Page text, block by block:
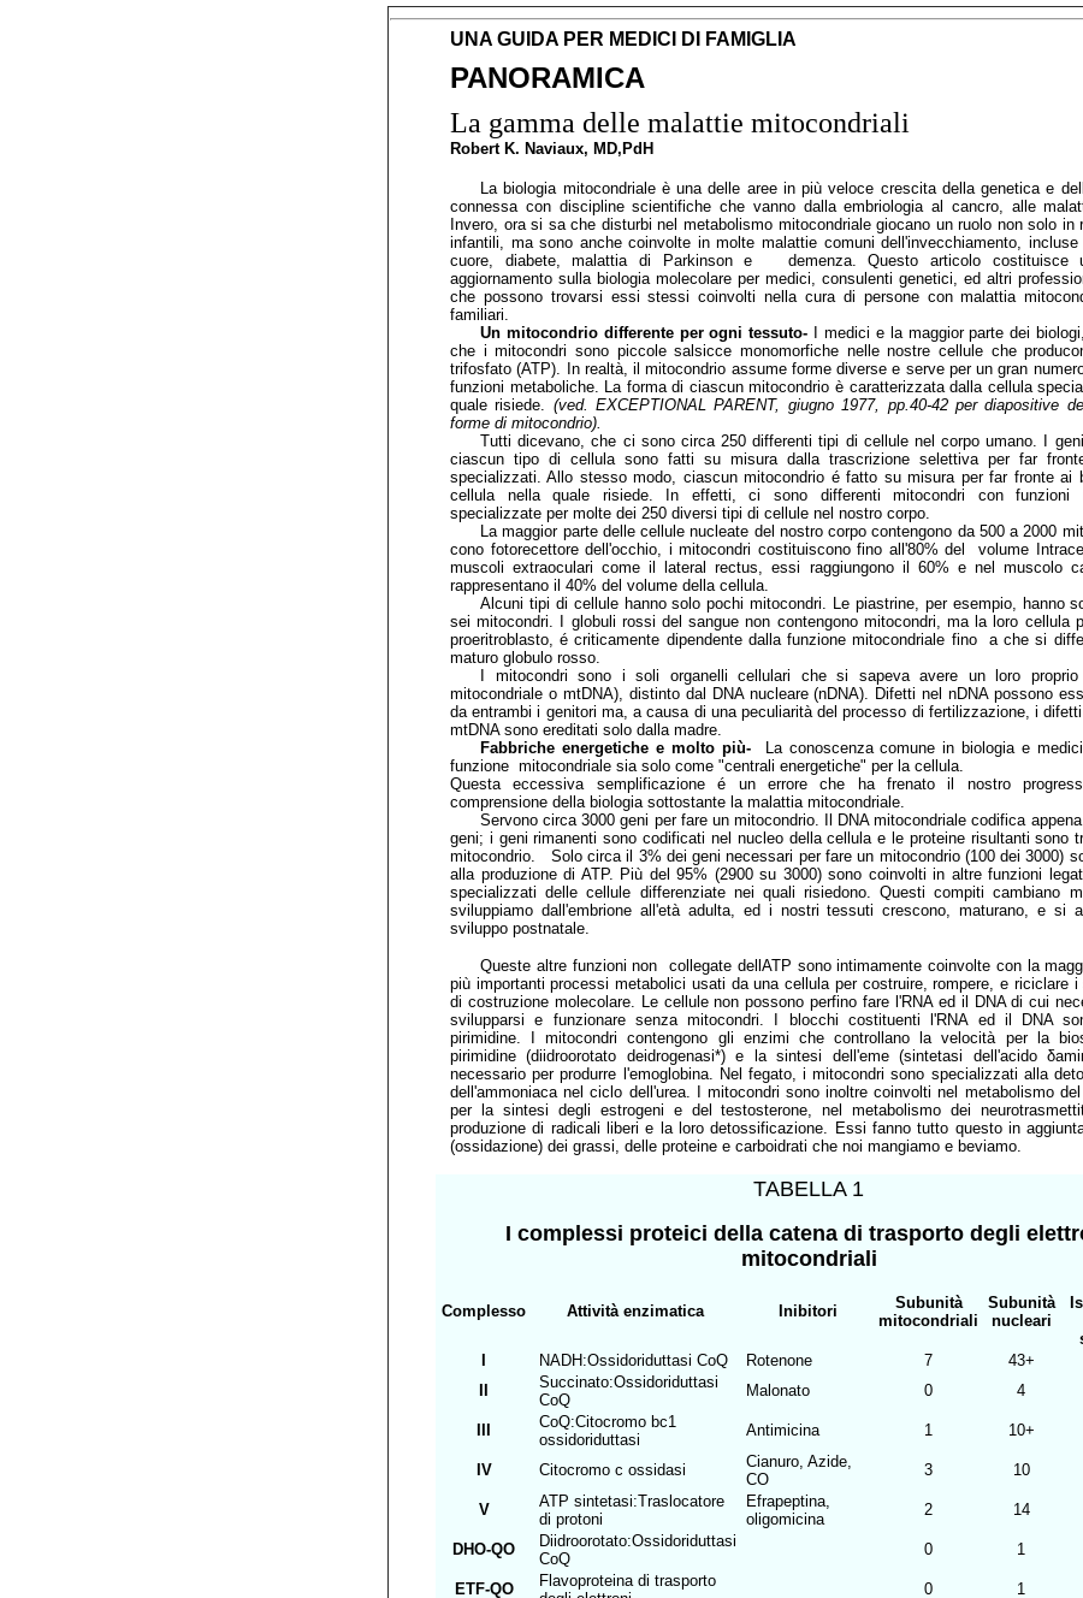
UNA GUIDA PER MEDICI DI FAMIGLIA
PANORAMICA
La gamma delle malattie mitocondriali
Robert K. Naviaux, MD,PdH
La biologia mitocondriale è una delle aree in più veloce crescita della genetica e
connessa con discipline scientifiche che vanno dalla embriologia al cancro, alle
Invero, ora si sa che disturbi nel metabolismo mitocondriale giocano un ruolo non solo in
infantili, ma sono anche coinvolte in molte malattie comuni dell'invecchiamento, incluse
cuore, diabete, malattia di Parkinson e demenza. Questo articolo costituisce
aggiornamento sulla biologia molecolare per medici, consulenti genetici, ed altri
che possono trovarsi essi stessi coinvolti nella cura di persone con malattia
familiari.
Un mitocondrio differente per ogni tessuto- I medici e la maggior parte dei
che i mitocondri sono piccole salsicce monomorfiche nelle nostre cellule che
trifosfato (ATP). In realtà, il mitocondrio assume forme diverse e serve per un gran
funzioni metaboliche. La forma di ciascun mitocondrio è caratterizzata dalla cellula
quale risiede. (ved. EXCEPTIONAL PARENT, giugno 1977, pp.40-42 per diapositive
forme di mitocondrio).
Tutti dicevano, che ci sono circa 250 differenti tipi di cellule nel corpo umano. I
ciascun tipo di cellula sono fatti su misura dalla trascrizione selettiva per far
specializzati. Allo stesso modo, ciascun mitocondrio é fatto su misura per far fronte ai
cellula nella quale risiede. In effetti, ci sono differenti mitocondri con funzioni
specializzate per molte dei 250 diversi tipi di cellule nel nostro corpo.
La maggior parte delle cellule nucleate del nostro corpo contengono da 500 a 2000
cono fotorecettore dell'occhio, i mitocondri costituiscono fino all'80% del volume
muscoli extraoculari come il lateral rectus, essi raggiungono il 60% e nel muscolo
rappresentano il 40% del volume della cellula.
Alcuni tipi di cellule hanno solo pochi mitocondri. Le piastrine, per esempio, hanno
sei mitocondri. I globuli rossi del sangue non contengono mitocondri, ma la loro cellula
proeritroblasto, é criticamente dipendente dalla funzione mitocondriale fino a che si
maturo globulo rosso.
I mitocondri sono i soli organelli cellulari che si sapeva avere un loro proprio
mitocondriale o mtDNA), distinto dal DNA nucleare (nDNA). Difetti nel nDNA possono
da entrambi i genitori ma, a causa di una peculiarità del processo di fertilizzazione, i difetti
mtDNA sono ereditati solo dalla madre.
Fabbriche energetiche e molto più-La conoscenza comune in biologia e
funzione mitocondriale sia solo come "centrali energetiche" per la cellula.
Questa eccessiva semplificazione é un errore che ha frenato il nostro
comprensione della biologia sottostante la malattia mitocondriale.
Servono circa 3000 geni per fare un mitocondrio. Il DNA mitocondriale codifica
geni; i geni rimanenti sono codificati nel nucleo della cellula e le proteine risultanti sono
mitocondrio. Solo circa il 3% dei geni necessari per fare un mitocondrio (100 dei 3000)
alla produzione di ATP. Più del 95% (2900 su 3000) sono coinvolti in altre funzioni
specializzati delle cellule differenziate nei quali risiedono. Questi compiti cambiano
sviluppiamo dall'embrione all'età adulta, ed i nostri tessuti crescono, maturano, e si
sviluppo postnatale.
Queste altre funzioni non collegate dellATP sono intimamente coinvolte con la
più importanti processi metabolici usati da una cellula per costruire, rompere, e riciclare i
di costruzione molecolare. Le cellule non possono perfino fare l'RNA ed il DNA di cui
svilupparsi e funzionare senza mitocondri. I blocchi costituenti l'RNA ed il DNA
pirimidine. I mitocondri contengono gli enzimi che controllano la velocità per la
pirimidine (diidroorotato deidrogenasi*) e la sintesi dell'eme (sintetasi dell'acido
necessario per produrre l'emoglobina. Nel fegato, i mitocondri sono specializzati alla
dell'ammoniaca nel ciclo dell'urea. I mitocondri sono inoltre coinvolti nel metabolismo del
per la sintesi degli estrogeni e del testosterone, nel metabolismo dei
produzione di radicali liberi e la loro detossificazione. Essi fanno tutto questo in
(ossidazione) dei grassi, delle proteine e carboidrati che noi mangiamo e beviamo.
TABELLA 1
I complessi proteici della catena di trasporto degli
mitocondriali
Complesso Attività enzimatica Inibitori
Subunità
mitocondriali
Subunità
nucleari
NADH:Ossidoriduttasi CoQ Rotenone 7 43+
Succinato:Ossidoriduttasi
CoQ
Malonato 0 4
CoQ:Citocromo bc1
ossidoriduttasi
Antimicina 1 10+
IV Citocromo c ossidasi
Cianuro, Azide,
CO
3 10
V
ATP sintetasi:Traslocatore
di protoni
Efrapeptina,
oligomicina
2 14
DHO-QO
Diidroorotato:Ossidoriduttasi
CoQ
0 1
ETF-QO
Flavoproteina di trasporto
0 1